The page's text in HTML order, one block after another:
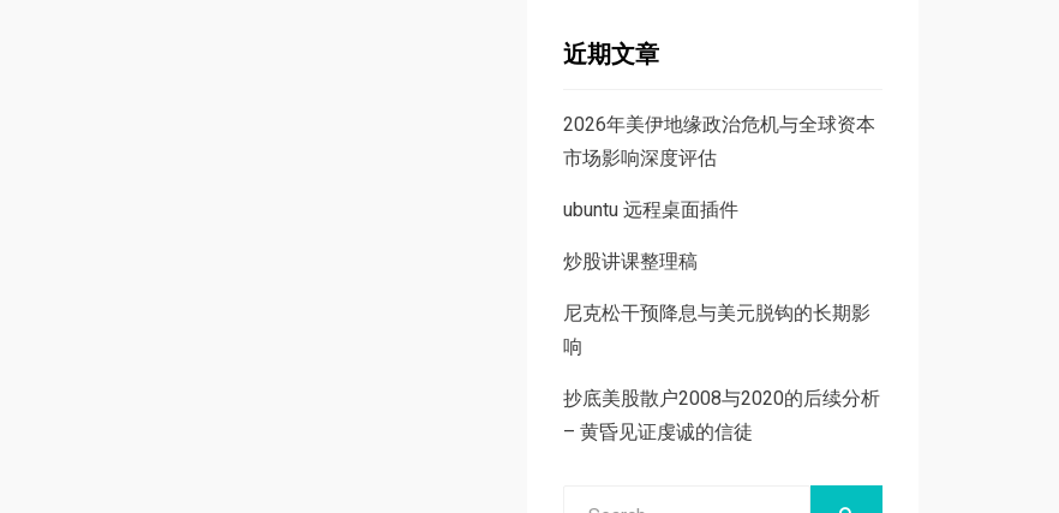
近期文章
2026年美伊地缘政治危机与全球资本
市场影响深度评估
ubuntu 远程桌面插件
炒股讲课整理稿
尼克松干预降息与美元脱钩的长期影
响
抄底美股散户2008与2020的后续分析
– 黄昏见证虔诚的信徒